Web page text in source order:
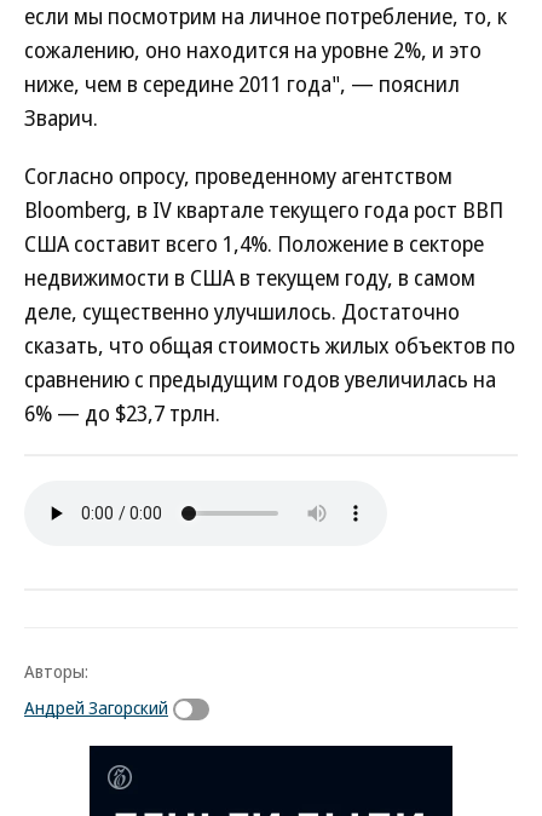
если мы посмотрим на личное потребление, то, к
сожалению, оно находится на уровне 2%, и это
ниже, чем в середине 2011 года", — пояснил
Зварич.
Согласно опросу, проведенному агентством
Bloomberg, в IV квартале текущего года рост ВВП
США составит всего 1,4%. Положение в секторе
недвижимости в США в текущем году, в самом
деле, существенно улучшилось. Достаточно
сказать, что общая стоимость жилых объектов по
сравнению с предыдущим годов увеличилась на
6% — до $23,7 трлн.
Авторы:
Андрей Загорский